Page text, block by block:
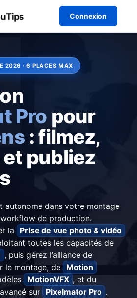
Connexion
2026 · 6 PLACES MAX
Pro pour
: filmez,
publiez
autonome dans votre montage
de production.
la
Prise de vue photo & vidéo
toutes les capacités de
, puis gérez l’alliance de
le montage, de
Motion
MotionVFX , et du
sur
Pixelmator Pro .